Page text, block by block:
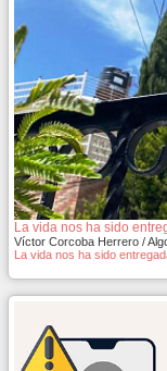
La vida nos ha sido
Víctor Corcoba Herrero /
La vida nos ha sido